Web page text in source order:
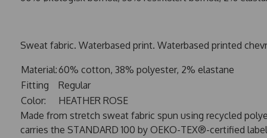
Sweat fabric. Waterbased print. Waterbased printed
Material:60% cotton, 38% polyester, 2% elastane
Fitting
Regular
Color:
HEATHER ROSE
Made from stretch sweat fabric spun using recycled
carries the STANDARD 100 by OEKO-TEX®-certified